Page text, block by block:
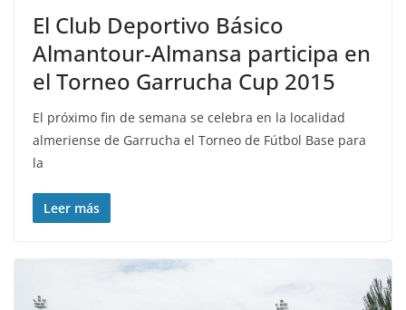
El Club Deportivo Básico
Almantour-Almansa participa en
el Torneo Garrucha Cup 2015
El próximo fin de semana se celebra en la localidad
almeriense de Garrucha el Torneo de Fútbol Base para
la
Leer más